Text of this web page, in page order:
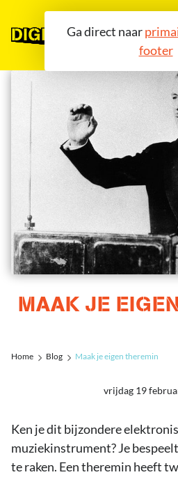
Ga direct naar
footer
BLOG
MAAK JE
Home Blog Maak je eigen theremin
vrijdag 19
Ken je dit bijzondere
muziekinstrument? Je
te raken. Een theremin heeft